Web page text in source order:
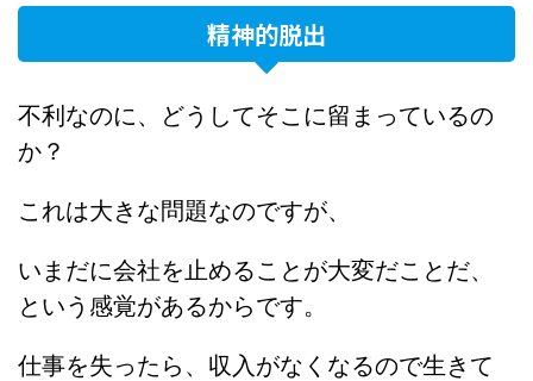
精神的脱出
不利なのに、どうしてそこに留まっているの
か？
これは大きな問題なのですが、
いまだに会社を止めることが大変だことだ、
という感覚があるからです。
仕事を失ったら、収入がなくなるので生きて